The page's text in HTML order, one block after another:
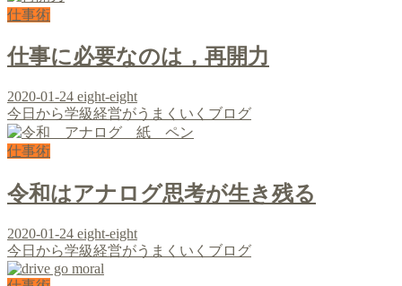
仕事術
仕事に必要なのは，再開力
2020-01-24 eight-eight
今日から学級経営がうまくいくブログ
仕事術
令和はアナログ思考が生き残る
2020-01-24 eight-eight
今日から学級経営がうまくいくブログ